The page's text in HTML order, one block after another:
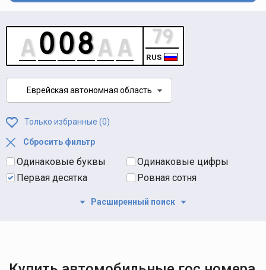
RUS
Еврейская автономная область
Только избранные (0)
Сбросить фильтр
Одинаковые буквы
Одинаковые цифры
Первая десятка
Ровная сотня
Расширенный поиск